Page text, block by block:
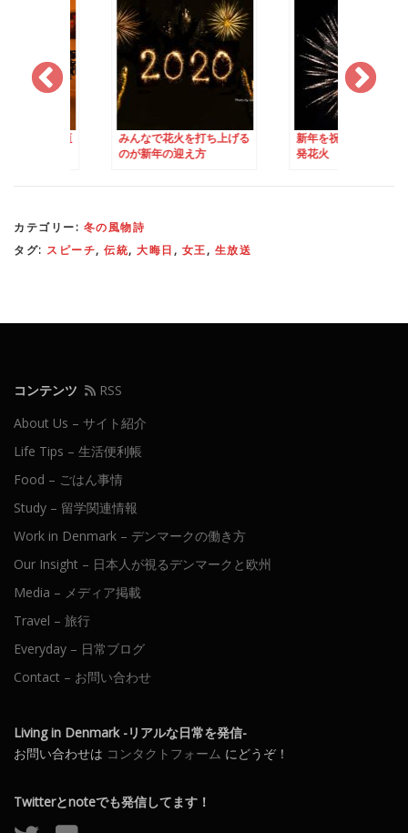
を打ち上げる
新年を祝う「無秩序な」連
発花火
猫を叩き出す?! 2月
Fastelavnというイ
カテゴリー: 冬の風物詩
タグ: スピーチ, 伝統, 大晦日, 女王, 生放送
コンテンツ
RSS
About Us – サイト紹介
Life Tips – 生活便利帳
Food – ごはん事情
Study – 留学関連情報
Work in Denmark – デンマークの働き方
Our Insight – 日本人が視るデンマークと欧州
Media – メディア掲載
Travel – 旅行
Everyday – 日常ブログ
Contact – お問い合わせ
Living in Denmark -リアルな日常を発信-
お問い合わせは コンタクトフォーム にどうぞ！
Twitterとnoteでも発信してます！